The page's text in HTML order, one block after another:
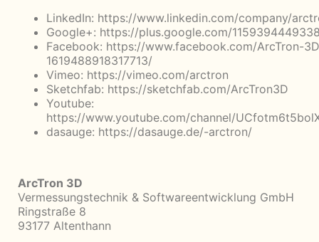
LinkedIn: https://www.linkedin.com/company/
Google+: https://plus.google.com/
Facebook: https://www.facebook.com/ArcTron-
1619488918317713/
Vimeo: https://vimeo.com/arctron
Sketchfab: https://sketchfab.com/ArcTron3D
Youtube:
https://www.youtube.com/channel/
dasauge: https://dasauge.de/-arctron/
ArcTron 3D
Vermessungstechnik & Softwareentwicklung GmbH
Ringstraße 8
93177 Altenthann